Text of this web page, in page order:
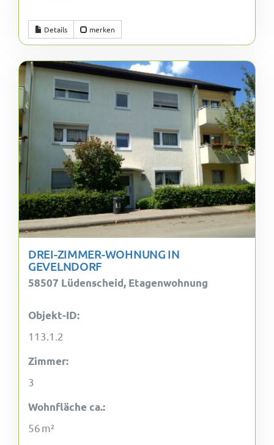
Details merken
DREI-ZIMMER-WOHNUNG IN
GEVELNDORF
58507 Lüdenscheid, Etagenwohnung
Objekt-ID:
113.1.2
Zimmer:
3
Wohnfläche ca.:
56 m²